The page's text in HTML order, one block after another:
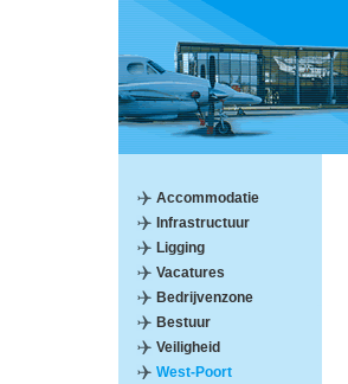
Accommodatie
Infrastructuur
Ligging
Vacatures
Bedrijvenzone
Bestuur
Veiligheid
West-Poort